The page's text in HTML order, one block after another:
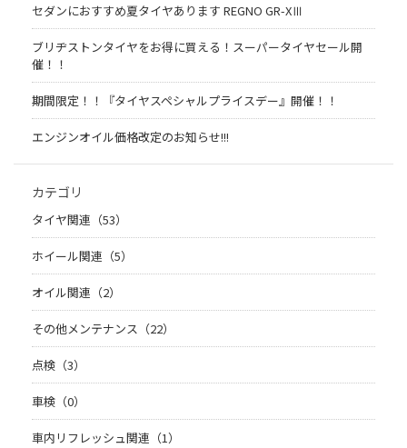
セダンにおすすめ夏タイヤあります REGNO GR-XⅢ
ブリヂストンタイヤをお得に買える！スーパータイヤセール開
催！！
期間限定！！『タイヤスペシャルプライスデー』開催！！
エンジンオイル価格改定のお知らせ!!!
カテゴリ
タイヤ関連（53）
ホイール関連（5）
オイル関連（2）
その他メンテナンス（22）
点検（3）
車検（0）
車内リフレッシュ関連（1）